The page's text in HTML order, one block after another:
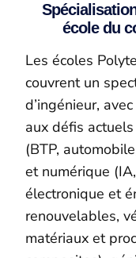
école du
Les écoles
couvrent un
d’ingénieur,
aux défis
(BTP,
et numérique
électronique et
renouvelables,
matériaux et